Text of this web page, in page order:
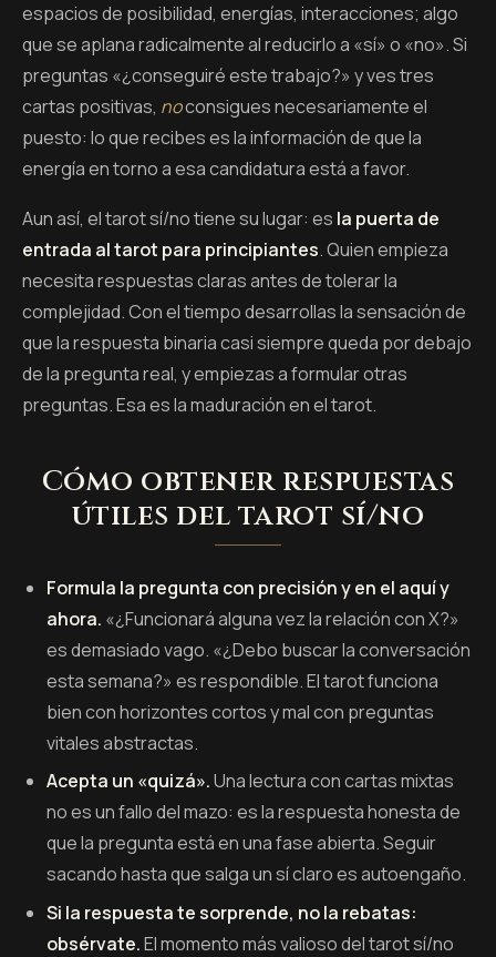
espacios de posibilidad, energías, interacciones; algo
que se aplana radicalmente al reducirlo a «sí» o «no». Si
preguntas «¿conseguiré este trabajo?» y ves tres
cartas positivas, noconsigues necesariamente el
puesto: lo que recibes es la información de que la
energía en torno a esa candidatura está a favor.
Aun así, el tarot sí/no tiene su lugar: es la puerta de
entrada al tarot para principiantes. Quien empieza
necesita respuestas claras antes de tolerar la
complejidad. Con el tiempo desarrollas la sensación de
que la respuesta binaria casi siempre queda por debajo
de la pregunta real, y empiezas a formular otras
preguntas. Esa es la maduración en el tarot.
Cómo obtener respuestas
útiles del tarot sí/no
Formula la pregunta con precisión y en el aquí y
ahora. «¿Funcionará alguna vez la relación con X?»
es demasiado vago. «¿Debo buscar la conversación
esta semana?» es respondible. El tarot funciona
bien con horizontes cortos y mal con preguntas
vitales abstractas.
Acepta un «quizá».Una lectura con cartas mixtas
no es un fallo del mazo: es la respuesta honesta de
que la pregunta está en una fase abierta. Seguir
sacando hasta que salga un sí claro es autoengaño.
Si la respuesta te sorprende, no la rebatas:
obsérvate.El momento más valioso del tarot sí/no